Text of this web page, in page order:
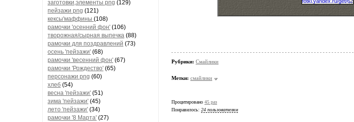
заготовки,элементы png (129)
пейзажи png (121)
кексы'маффины (108)
рамочки 'осенний фон' (106)
творожная/сырная выпечка (88)
рамочки для поздравлений (73)
осень 'пейзажи' (68)
рамочки 'весенний фон' (67)
рамочки 'Рождество' (65)
персонажи png (60)
хлеб (54)
весна 'пейзажи' (51)
зима 'пейзажи' (45)
лето 'пейзажи' (34)
рамочки '8 Марта' (27)
Рубрики: Смайлики
Метки: смайлики
Процитировано 45 раз
Понравилось: 24 пользователям